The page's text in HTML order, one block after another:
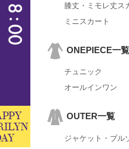
膝丈・ミモレ丈ス
ミニスカート
ONEPIECE一覧
チュニック
オールインワン
OUTER一覧
ジャケット・ブル